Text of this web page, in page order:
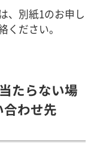
、別紙1のお申し
ください。
たらない場
わせ先